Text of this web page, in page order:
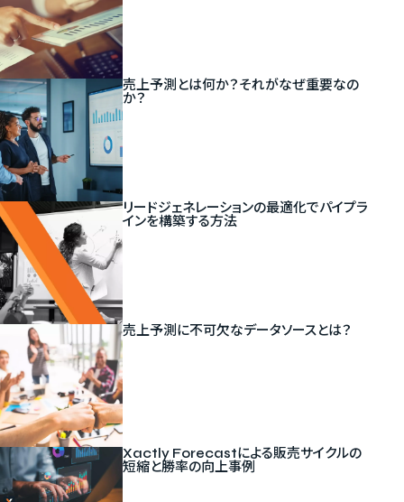
新しいタブで開く
売上予測とは何か？それがなぜ重要なの
か？
リードジェネレーションの最適化でパイプラ
インを構築する方法
売上予測に不可欠なデータソースとは？
Xactly Forecastによる販売サイクルの
短縮と勝率の向上事例